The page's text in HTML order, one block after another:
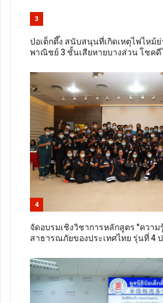
3
ป่อเต็กตึ๊ง สนับสนุนที่เกิดเหตุไฟไหม้
พาณิชย์ 3 ชั้นเสียหายบางส่วน โชคดี
4
จัดอบรมเชิงวิชาการหลักสูตร "ความ
สาธารณภัยของประเทศไทย รุ่นที่ 4